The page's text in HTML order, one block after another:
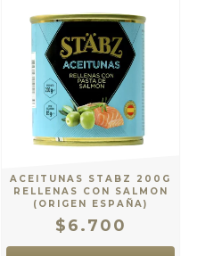
ACEITUNAS STABZ 200G
RELLENAS CON SALMON
(ORIGEN ESPAÑA)
$6.700